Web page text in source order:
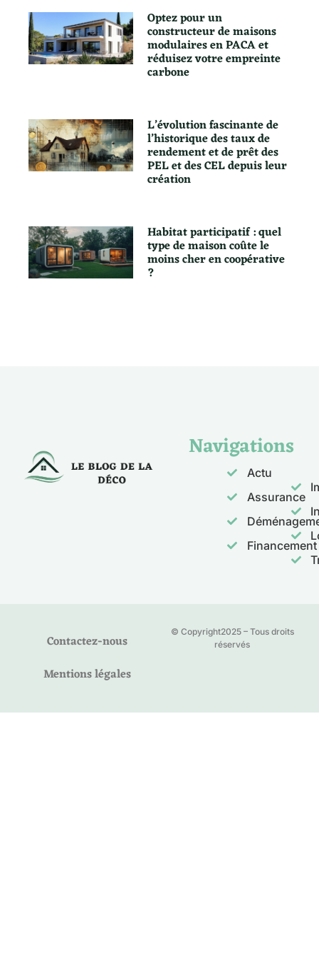
Optez pour un
constructeur de maisons
modulaires en PACA et
réduisez votre empreinte
carbone
L’évolution fascinante de
l’historique des taux de
rendement et de prêt des
PEL et des CEL depuis leur
création
Habitat participatif : quel
type de maison coûte le
moins cher en coopérative
?
Navigations
Actu
Assurance
Financement
Contactez-nous
Mentions légales
© Copyright2025 – Tous droits
réservés